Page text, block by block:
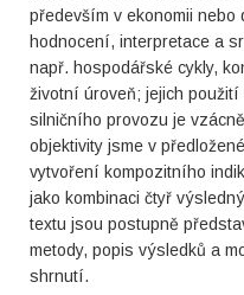
především v ekonomii nebo
hodnocení, interpretace a
např. hospodářské cykly,
životní úroveň; jejich
silničního provozu je
objektivity jsme v
vytvoření kompozitního
jako kombinaci čtyř
textu jsou postupně
metody, popis výsledků a
shrnutí.